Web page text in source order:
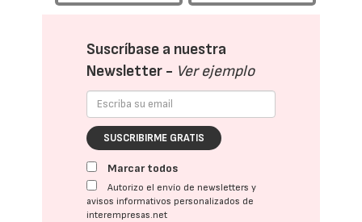
Suscríbase a nuestra
Newsletter - Ver ejemplo
SUSCRIBIRME GRATIS
Marcar todos
Autorizo el envío de newsletters y
avisos informativos personalizados de
interempresas.net